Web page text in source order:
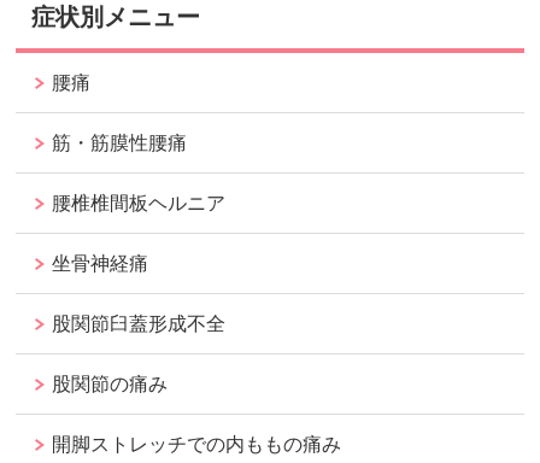
症状別メニュー
腰痛
筋・筋膜性腰痛
腰椎椎間板ヘルニア
坐骨神経痛
股関節臼蓋形成不全
股関節の痛み
開脚ストレッチでの内ももの痛み